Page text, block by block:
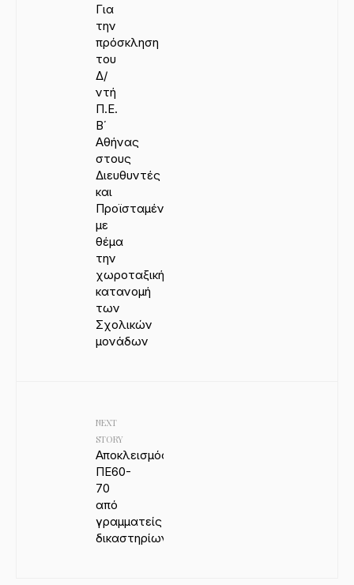
Για
την
πρόσκληση
του
Δ/
ντή
Π.Ε.
Β΄
Αθήνας
στους
Διευθυντές
και
Προϊσταμένες
με
θέμα
την
χωροταξική
κατανομή
των
Σχολικών
μονάδων
NEXT
STORY
Αποκλεισμός
ΠΕ60-
70
από
γραμματείς
δικαστηρίων